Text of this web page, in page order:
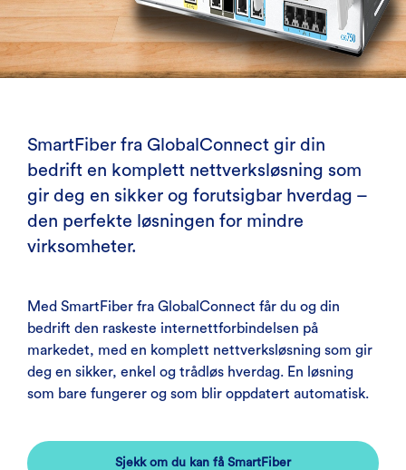
SmartFiber fra GlobalConnect gir din
bedrift en komplett nettverksløsning som
gir deg en sikker og forutsigbar hverdag –
den perfekte løsningen for mindre
virksomheter.
Med SmartFiber fra GlobalConnect får du og din
bedrift den raskeste internettforbindelsen på
markedet, med en komplett nettverksløsning som gir
deg en sikker, enkel og trådløs hverdag. En løsning
som bare fungerer og som blir oppdatert automatisk.
Sjekk om du kan få SmartFiber